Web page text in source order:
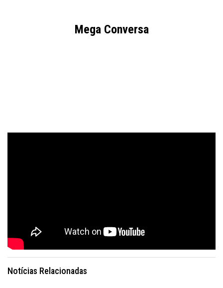
Mega Conversa
Notícias Relacionadas